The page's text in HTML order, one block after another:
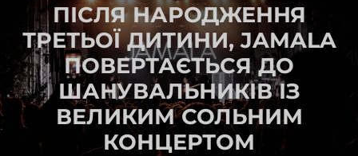
ПІСЛЯ НАРОДЖЕННЯ
ТРЕТЬОЇ ДИТИНИ, JAMALA
ПОВЕРТАЄТЬСЯ ДО
ШАНУВАЛЬНИКІВ ІЗ
ВЕЛИКИМ СОЛЬНИМ
КОНЦЕРТОМ